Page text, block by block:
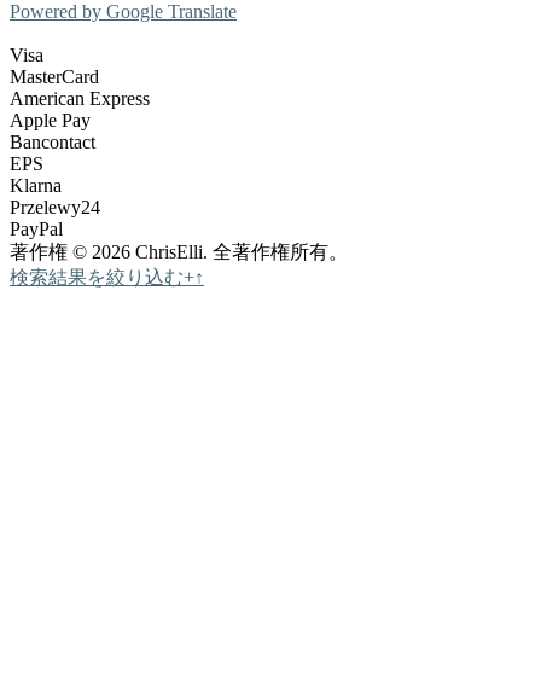
Powered by Google Translate
Visa
MasterCard
American Express
Apple Pay
Bancontact
EPS
Klarna
Przelewy24
PayPal
著作権 © 2026 ChrisElli. 全著作権所有。
検索結果を絞り込む+↑